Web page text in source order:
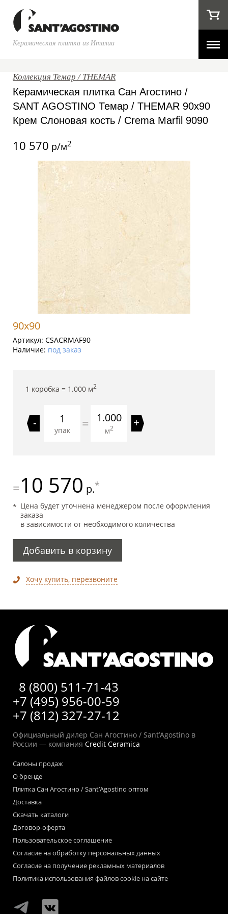
Керамическая плитка из Италии
Коллекция Темар / THEMAR
Керамическая плитка Сан Агостино /
SANT AGOSTINO Темар / THEMAR 90x90
Крем Слоновая кость / Crema Marfil 9090
10 570 р/м2
90x90
Артикул: CSACRMAF90
Наличие: под заказ
1 коробка = 1.000 м2
-
упак = 1.000
м2 +
=10 570 р.*
Цена будет уточнена менеджером после оформления
заказа
в зависимости от необходимого количества
Добавить в корзину
Хочу купить, перезвоните
8 (800) 511-71-43
+7 (495) 956-00-59
+7 (812) 327-27-12
Официальный дилер Сан Агостино / Sant’Agostino в
России — компания Credit Ceramica
Салоны продаж
О бренде
Плитка Сан Агостино / Sant’Agostino оптом
Доставка
Скачать каталоги
Договор-оферта
Пользовательское соглашение
Согласие на обработку персональных данных
Согласие на получение рекламных материалов
Политика использования файлов cookie на сайте